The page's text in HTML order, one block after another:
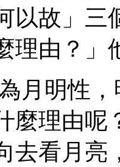
以故」三
理由？」
為月明性
麼理由呢
去看月亮